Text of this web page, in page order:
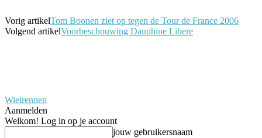
Vorig artikelTom Boonen ziet op tegen de Tour de France 2006
Volgend artikelVoorbeschouwing Dauphine Libere
Wielrennen
Aanmelden
Welkom! Log in op je account
jouw gebruikersnaam